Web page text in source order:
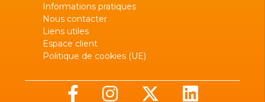
Informations pratiques
Nous contacter
Liens utiles
Espace client
Politique de cookies (UE)